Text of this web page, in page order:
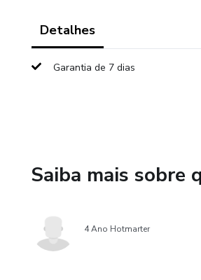
Detalhes
Garantia de 7 dias
Saiba mais sobre
4 Ano Hotmarter